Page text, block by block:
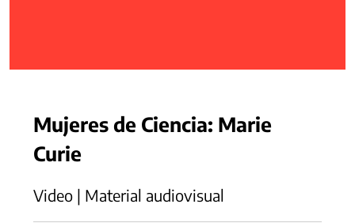
Mujeres de Ciencia: Marie
Curie
Video | Material audiovisual